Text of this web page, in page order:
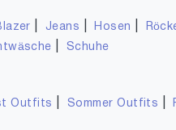
Jeans Hosen
Schuhe
Outfits Sommer Outfits